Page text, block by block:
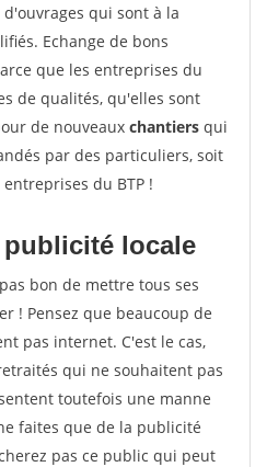
qui sont à la
Echange de bons
que les entreprises du
de qualités, qu'elles sont
de nouveaux chantiers qui
par des particuliers, soit
du BTP !
locale
bon de mettre tous ses
! Pensez que beaucoup de
pas internet. C'est le cas,
qui ne souhaitent pas
toutefois une manne
faites que de la publicité
pas ce public qui peut